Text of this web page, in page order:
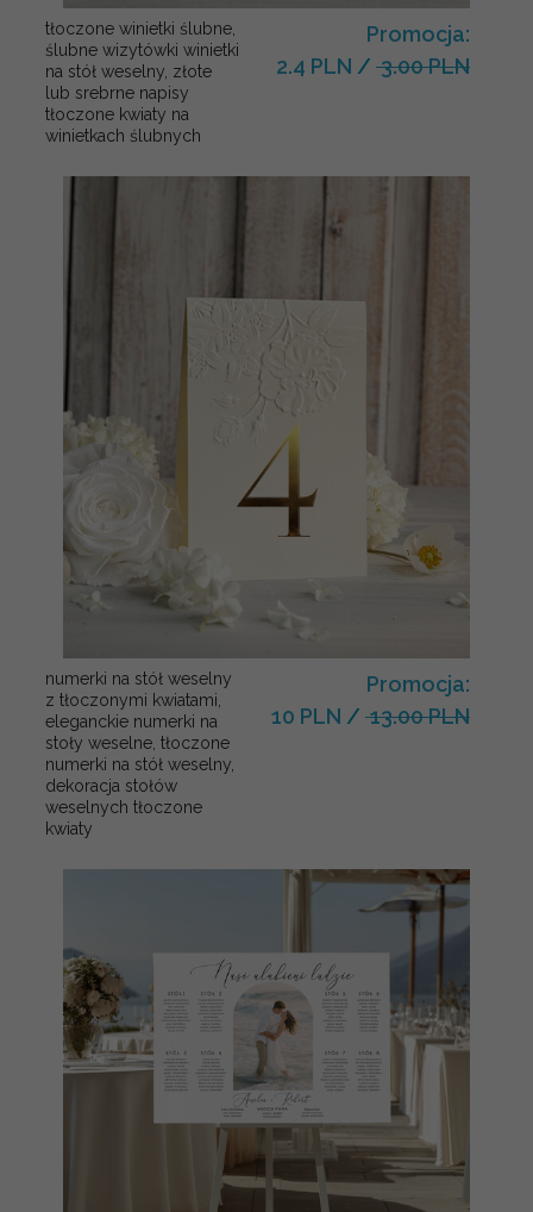
tłoczone winietki ślubne,
ślubne wizytówki winietki
na stół weselny, złote
lub srebrne napisy
tłoczone kwiaty na
winietkach ślubnych
Promocja:
2.4 PLN / 3.00 PLN
numerki na stół weselny
z tłoczonymi kwiatami,
eleganckie numerki na
stoły weselne, tłoczone
numerki na stół weselny,
dekoracja stołów
weselnych tłoczone
kwiaty
Promocja:
10 PLN / 13.00 PLN